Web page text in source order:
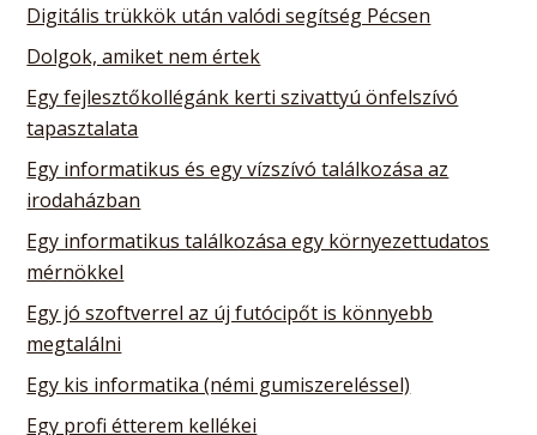
Digitális trükkök után valódi segítség Pécsen
Dolgok, amiket nem értek
Egy fejlesztőkollégánk kerti szivattyú önfelszívó
tapasztalata
Egy informatikus és egy vízszívó találkozása az
irodaházban
Egy informatikus találkozása egy környezettudatos
mérnökkel
Egy jó szoftverrel az új futócipőt is könnyebb
megtalálni
Egy kis informatika (némi gumiszereléssel)
Egy profi étterem kellékei